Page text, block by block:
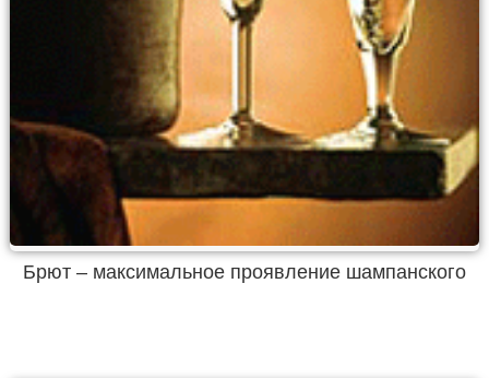
Брют – максимальное проявление шампанского